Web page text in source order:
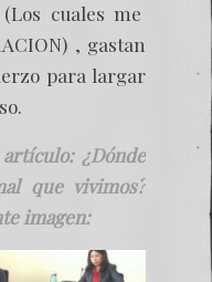
cuales me
, gastan
para largar
¿Dónde
que vivimos?
imagen: